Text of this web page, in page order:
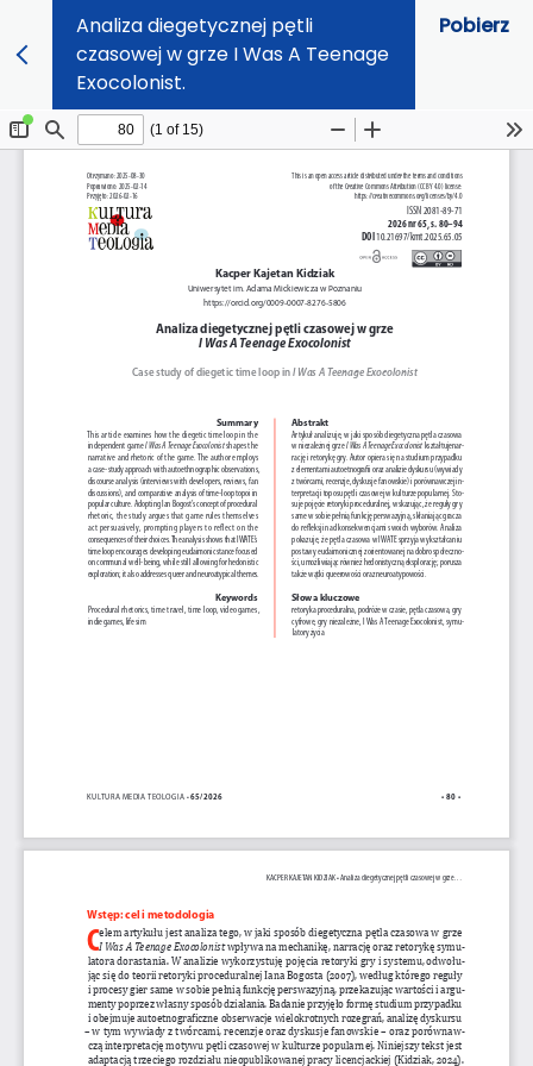
Analiza diegetycznej pętli
czasowej w grze I Was A Teenage
Exocolonist.
Pobierz